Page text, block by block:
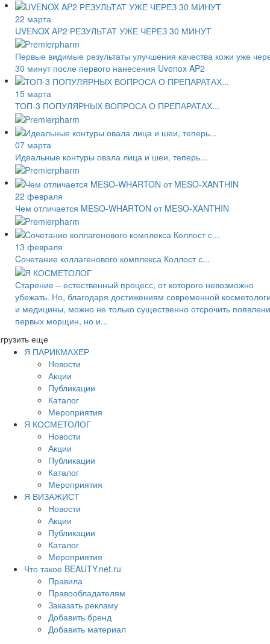
22 марта
UVENOX AP2 РЕЗУЛЬТАТ УЖЕ ЧЕРЕЗ 30 МИНУТ
Первые видимые результаты улучшения качества кожи уже
30 минут после первого нанесения Uvenox AP2
15 марта
ТОП-3 ПОПУЛЯРНЫХ ВОПРОСА О ПРЕПАРАТАХ...
07 марта
Идеальные контуры овала лица и шеи, теперь...
22 февраля
Чем отличается MESO-WHARTON от MESO-XANTHIN
13 февраля
Cочетание коллагенового комплекса Коллост с...
Старение – естественный процесс, от которого невозможно
убежать. Но, благодаря достижениям современной
и медицины, можно не только существенно отсрочить
первых морщин, но и...
еще
Я ПАРИКМАХЕР
Новости
Акции
Публикации
Каталог
Мероприятия
Я КОСМЕТОЛОГ
Новости
Акции
Публикации
Каталог
Мероприятия
Я ВИЗАЖИСТ
Новости
Акции
Публикации
Каталог
Мероприятия
Что такое BEAUTY.net.ru
Правила
Правообладателям
Заказать рекламу
Добавить бренд
Добавить материал